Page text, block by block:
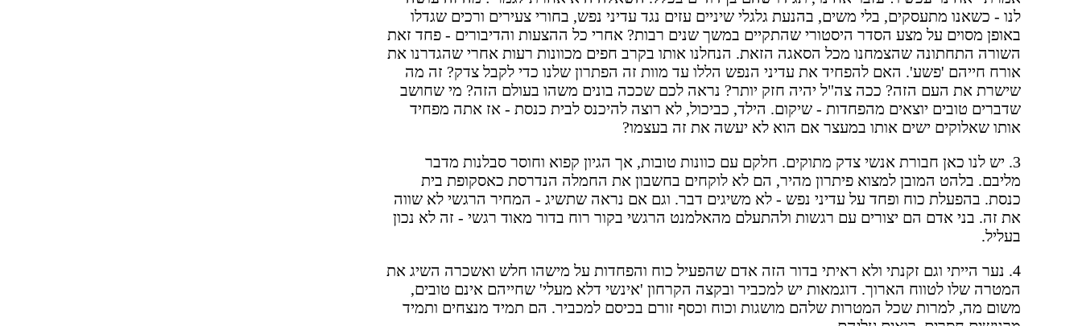
לנו - כשאנו מתעסקים, בלי משים, בהנעת גלגלי שיניים עזים נגד עדיני נפש, בחורי צעירים ורכים שגדלו
באופן מסוים על מצע הסדר היסטורי שהתקיים במשך שנים רבות? אחרי כל ההצעות והדיבורים - פחד זאת
השורה התחתונה שהצמחנו מכל הסאגה הזאת. הנחלנו אותו בקרב חפים מכוונות רעות אחרי שהגדרנו את
אורח חייהם 'פשע'. האם להפחיד את עדיני הנפש הללו עד מוות זה הפתרון שלנו כדי לקבל צדק? זה מה
שישרת את העם הזה? ככה צה"ל יהיה חזק יותר? נראה לכם שככה בונים משהו בעולם הזה? מי שחושב
שדברים טובים יוצאים מהפחדות - שיקום. הילד, כביכול, לא רוצה להיכנס לבית כנסת - אז אתה מפחיד
אותו שאלוקים ישים אותו במעצר אם הוא לא יעשה את זה בעצמו?
3. יש לנו כאן חבורת אנשי צדק מתוקים. חלקם עם כוונות טובות, אך הגיון קפוא וחוסר סבלנות מדבר
מליבם. בלהט המובן למצוא פיתרון מהיר, הם לא לוקחים בחשבון את החמלה הנדרסת כאסקופת בית
כנסת. בהפעלת כוח ופחד על עדיני נפש - לא משיגים דבר. וגם אם נראה שתשיג - המחיר הרגשי לא שווה
את זה. בני אדם הם יצורים עם רגשות ולהתעלם מהאלמנט הרגשי בקור רוח בדור מאוד רגשי - זה לא נכון
בעליל.
4. נער הייתי וגם זקנתי ולא ראיתי בדור הזה אדם שהפעיל כוח והפחדות על מישהו חלש ואשכרה השיג את
המטרה שלו לטווח הארוך. דוגמאות יש למכביר ובקצה הקרחון 'אינשי דלא מעלי' שחייהם אינם טובים,
משום מה, למרות שכל המטרות שלהם מושגות וכוח וכסף זורם בכיסם למכביר. הם תמיד מנצחים ותמיד